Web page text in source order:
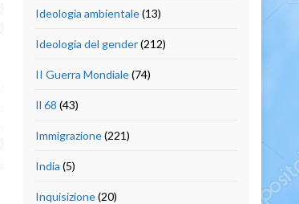
Ideologia ambientale(13)
Ideologia del gender(212)
II Guerra Mondiale(74)
Il 68 (43)
Immigrazione(221)
India (5)
Inquisizione(20)